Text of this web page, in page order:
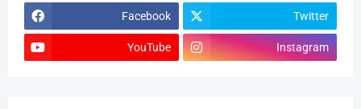
Facebook Twitter
YouTube Instagram